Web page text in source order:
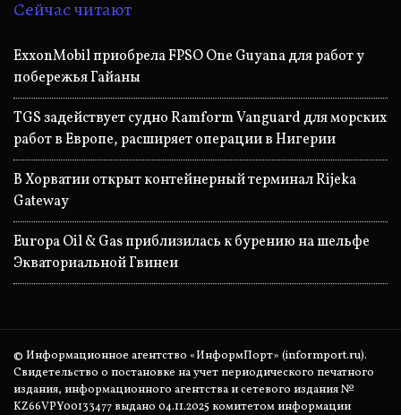
Сейчас читают
ExxonMobil приобрела FPSO One Guyana для работ у
побережья Гайаны
TGS задействует судно Ramform Vanguard для морских
работ в Европе, расширяет операции в Нигерии
В Хорватии открыт контейнерный терминал Rijeka
Gateway
Europa Oil & Gas приблизилась к бурению на шельфе
Экваториальной Гвинеи
© Информационное агентство «ИнформПорт» (informport.ru).
Свидетельство о постановке на учет периодического печатного
издания, информационного агентства и сетевого издания №
KZ66VPY00133477 выдано 04.11.2025 комитетом информации